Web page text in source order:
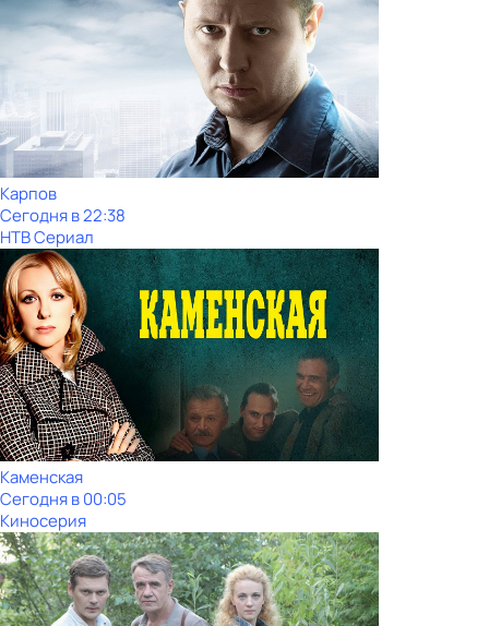
Карпов
Сегодня в 22:38
НТВ Сериал
Каменская
Сегодня в 00:05
Киносерия